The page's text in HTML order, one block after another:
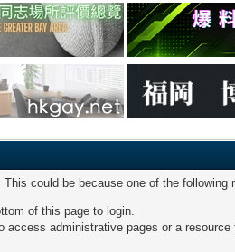
could be because one of the following
of this page to login.
administrative pages or a